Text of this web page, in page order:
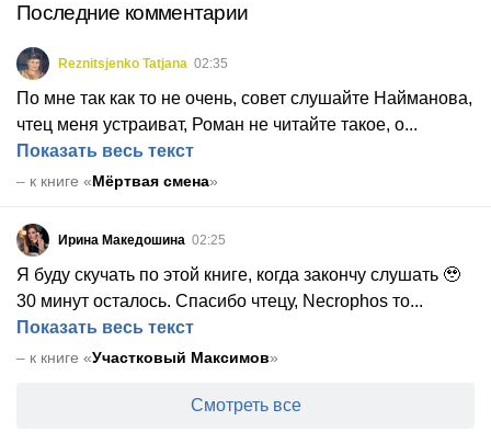
Последние комментарии
Reznitsjenko Tatjana 02:35
По мне так как то не очень, совет слушайте Найманова,
чтец меня устраиват, Роман не читайте такое, о...
Показать весь текст
– к книге «Мёртвая смена»
Ирина Македошина 02:25
Я буду скучать по этой книге, когда закончу слушать 🥹
30 минут осталось. Спасибо чтецу, Necrophos то...
Показать весь текст
– к книге «Участковый Максимов»
Смотреть все